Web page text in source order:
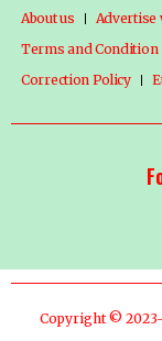
About us Advertise
Terms and Condition
Correction Policy
Copyright ©